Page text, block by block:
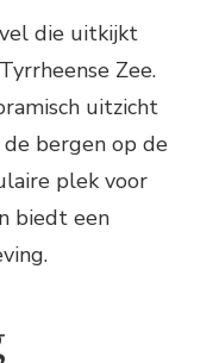
die uitkijkt
Zee.
uitzicht
bergen op de
plek voor
biedt een